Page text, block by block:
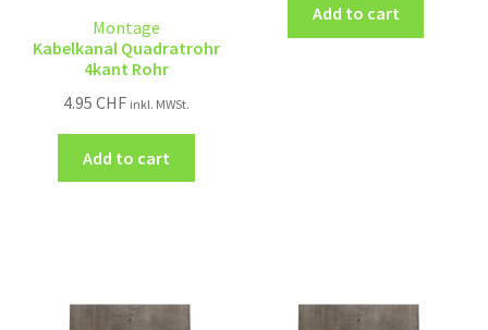
Montage
Kabelkanal Quadratrohr
4kant Rohr
4.95CHF inkl. MWSt.
Add to cart
Add to cart